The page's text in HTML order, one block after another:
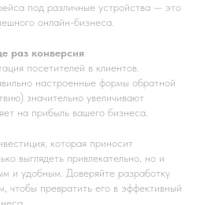
под различные устройства — это
онлайн-бизнеса.
раз конверсия
посетителей в клиентов.
настроенные формы обратной
значительно увеличивают
на прибыль вашего бизнеса.
которая приносит
выглядеть привлекательно, но и
и удобным. Доверяйте разработку
чтобы превратить его в эффективный